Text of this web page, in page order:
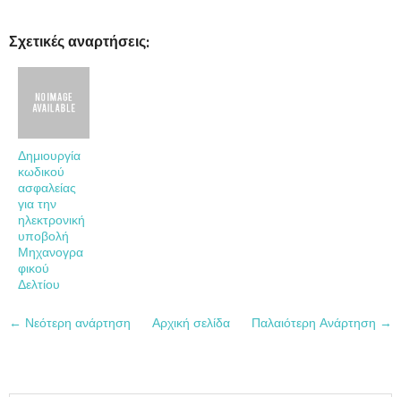
Σχετικές αναρτήσεις:
Δημιουργία
κωδικού
ασφαλείας
για την
ηλεκτρονική
υποβολή
Μηχανογρα
φικού
Δελτίου
← Νεότερη ανάρτηση Παλαιότερη Ανάρτηση →
Αρχική σελίδα